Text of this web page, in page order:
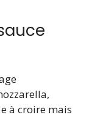
à croire mais